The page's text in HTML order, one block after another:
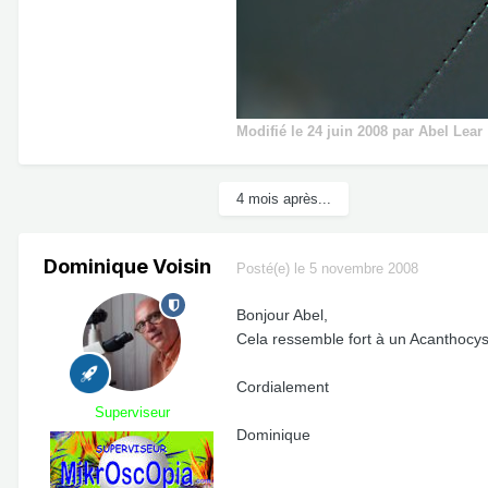
Modifié le 24 juin 2008 par Abel Lear
4 mois après...
Dominique Voisin
Superviseur
Posté(e) le 5 novembre 2008
Bonjour Abel,
Cela ressemble fort à un
Cordialement
Dominique